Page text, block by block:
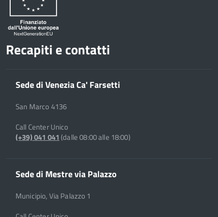
Recapiti e contatti
Sede di Venezia Ca' Farsetti
San Marco 4136
Call Center Unico
(+39) 041 041(dalle 08:00 alle 18:00)
Sede di Mestre via Palazzo
Municipio, Via Palazzo 1